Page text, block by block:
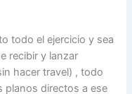
todo el ejercicio y sea
recibir y lanzar
hacer travel) , todo
planos directos a ese